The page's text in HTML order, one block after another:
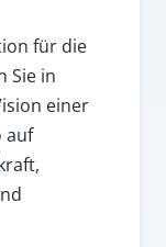
für die
Sie in
einer
auf